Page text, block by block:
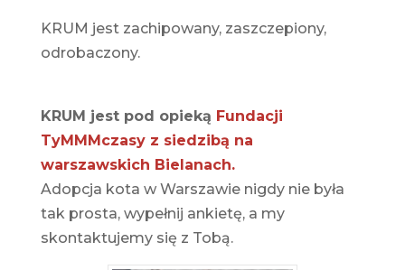
KRUM jest zachipowany, zaszczepiony,
odrobaczony.
KRUM jest pod opieką Fundacji
TyMMMczasy z siedzibą na
warszawskich Bielanach.
Adopcja kota w Warszawie nigdy nie była
tak prosta, wypełnij ankietę, a my
skontaktujemy się z Tobą.